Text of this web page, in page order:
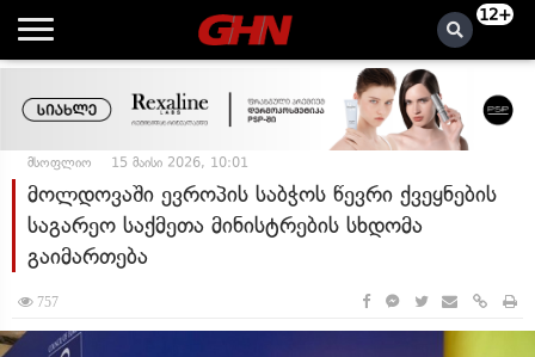
12+
მსოფლიო 15 მაისი 2026, 10:01
მოლდოვაში ევროპის საბჭოს წევრი ქვეყნების
საგარეო საქმეთა მინისტრების სხდომა
გაიმართება
757